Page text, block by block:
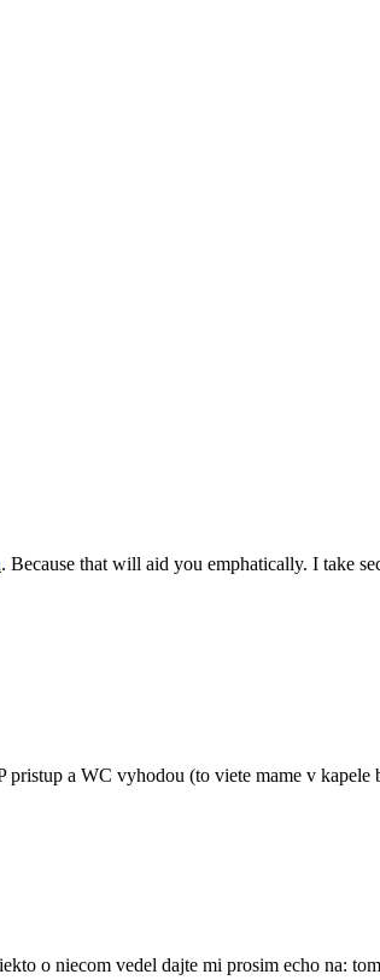
. Because that will aid you emphatically. I take
a WC vyhodou (to viete mame v
o niecom vedel dajte mi prosim echo na: